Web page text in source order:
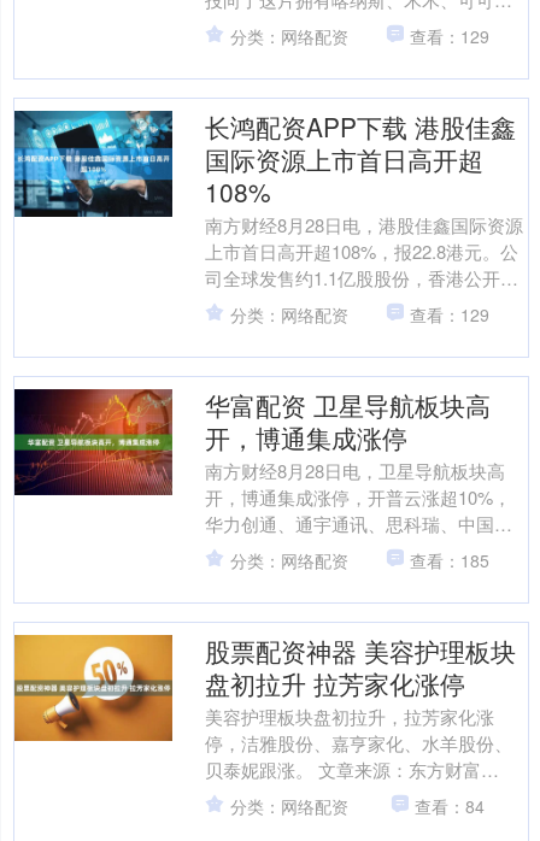
海等顶级资源的旅游胜地。究竟哪家旅
行社能提供更专业、更地道....
分类：网络配资 查看：129
长鸿配资APP下载 港股佳鑫
国际资源上市首日高开超
108%
南方财经8月28日电，港股佳鑫国际资源
上市首日高开超108%，报22.8港元。公
司全球发售约1.1亿股股份，香港公开发
售占10%，国际发售占90%。每股发售价
1....
分类：网络配资 查看：129
华富配资 卫星导航板块高
开，博通集成涨停
南方财经8月28日电，卫星导航板块高
开，博通集成涨停，开普云涨超10%，
华力创通、通宇通讯、思科瑞、中国卫
星、创远信科跟涨。....
分类：网络配资 查看：185
股票配资神器 美容护理板块
盘初拉升 拉芳家化涨停
美容护理板块盘初拉升，拉芳家化涨
停，洁雅股份、嘉亨家化、水羊股份、
贝泰妮跟涨。 文章来源：东方财富
Choice数据 责任编辑：70 郑重声明：东
方财富发布此内容....
分类：网络配资 查看：84